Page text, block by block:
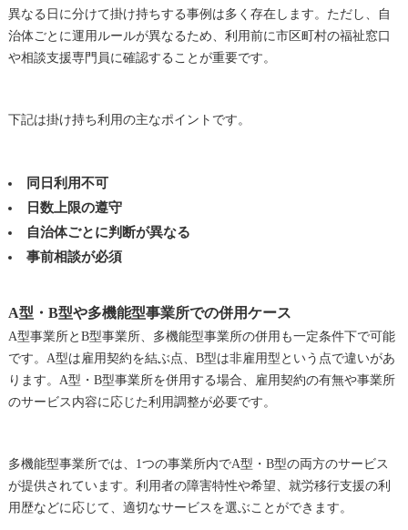
異なる日に分けて掛け持ちする事例は多く存在します。ただし、自
治体ごとに運用ルールが異なるため、利用前に市区町村の福祉窓口
や相談支援専門員に確認することが重要です。
下記は掛け持ち利用の主なポイントです。
同日利用不可
日数上限の遵守
自治体ごとに判断が異なる
事前相談が必須
A型・B型や多機能型事業所での併用ケース
A型事業所とB型事業所、多機能型事業所の併用も一定条件下で可能
です。A型は雇用契約を結ぶ点、B型は非雇用型という点で違いがあ
ります。A型・B型事業所を併用する場合、雇用契約の有無や事業所
のサービス内容に応じた利用調整が必要です。
多機能型事業所では、1つの事業所内でA型・B型の両方のサービス
が提供されています。利用者の障害特性や希望、就労移行支援の利
用歴などに応じて、適切なサービスを選ぶことができます。